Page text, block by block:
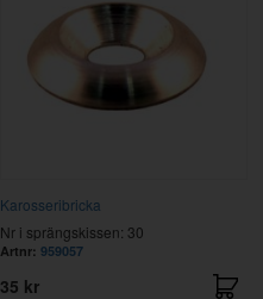
Karosseribricka
Nr i sprängskissen: 30
Artnr: 959057
35 kr